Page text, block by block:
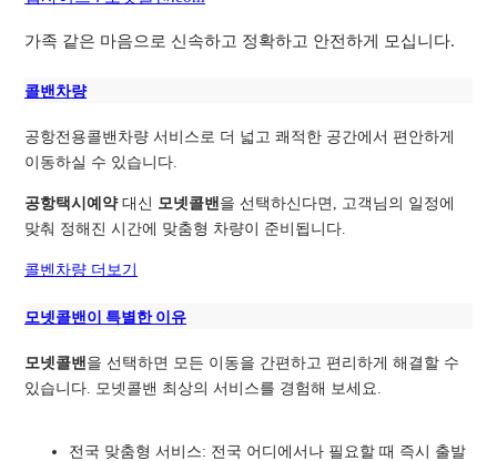
가족 같은 마음으로 신속하고 정확하고 안전하게 모십니다.
콜밴차량
공항전용콜밴차량 서비스로 더 넓고 쾌적한 공간에서 편안하게
이동하실 수 있습니다.
공항택시예약대신 모넷콜밴 을 선택하신다면, 고객님의 일정에
맞춰 정해진 시간에 맞춤형 차량이 준비됩니다.
콜벤차량 더보기
모넷콜밴이 특별한 이유
모넷콜밴 을 선택하면 모든 이동을 간편하고 편리하게 해결할 수
있습니다. 모넷콜밴 최상의 서비스를 경험해 보세요.
전국 맞춤형 서비스: 전국 어디에서나 필요할 때 즉시 출발